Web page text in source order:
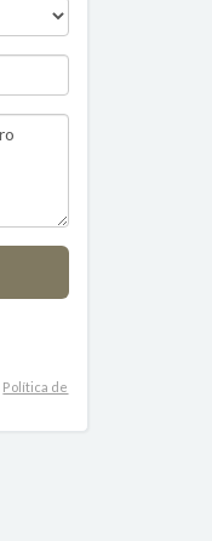
Política de